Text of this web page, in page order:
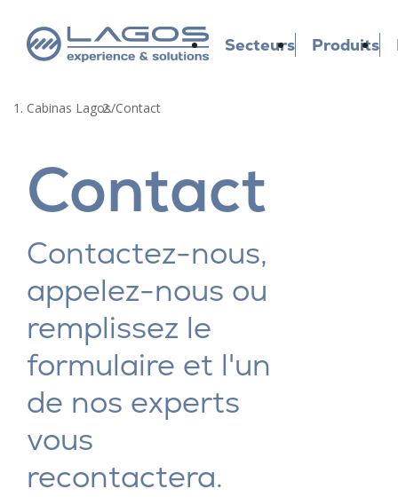
Secteurs Produits
Cabinas Lagos/Contact
Contact
Contactez-nous,
appelez-nous ou
remplissez le
formulaire et l'un
de nos experts
vous
recontactera.